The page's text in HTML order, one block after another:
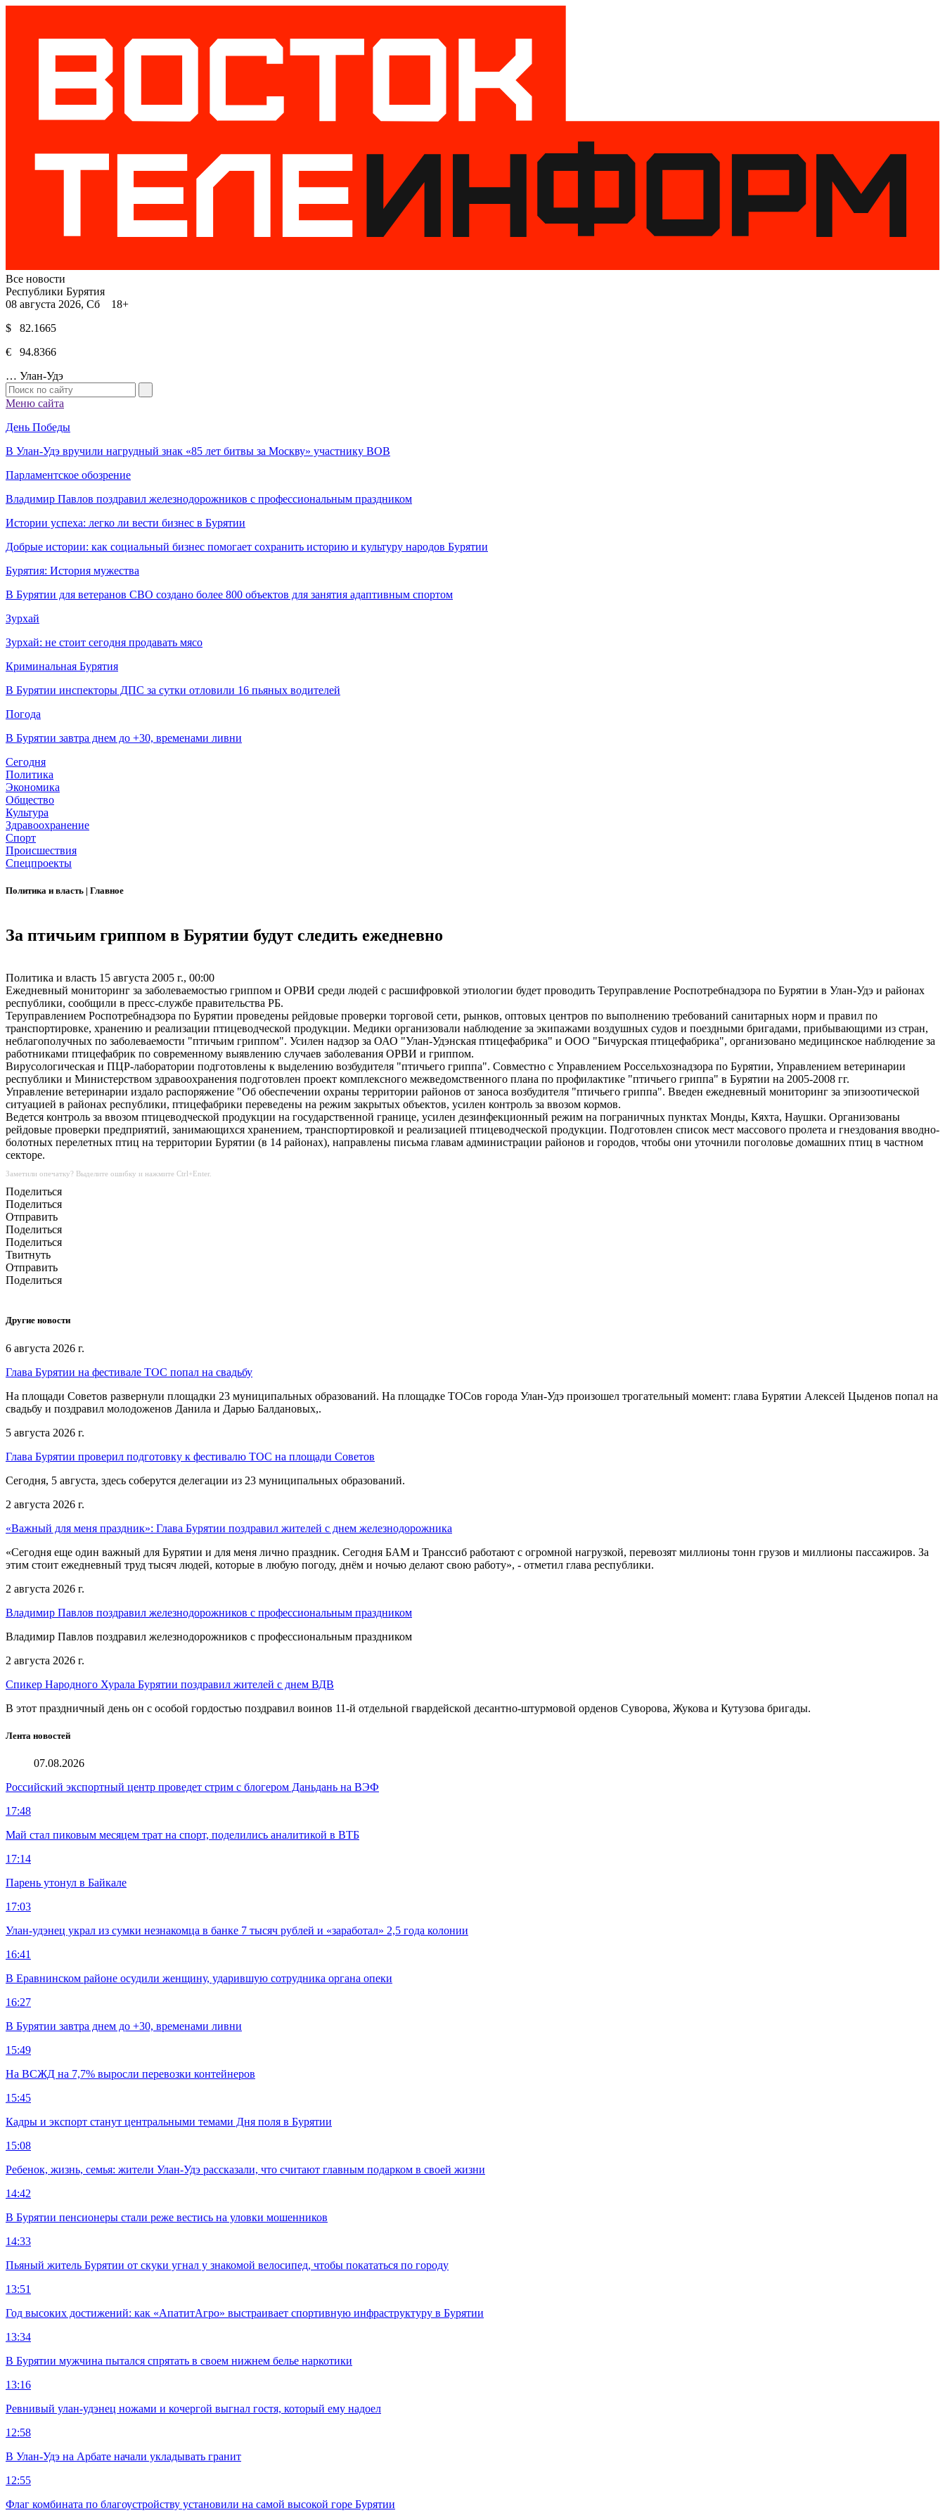
Все новости
Республики Бурятия
08 августа 2026, Сб 18+
$ 82.1665
€ 94.8366
… Улан-Удэ
Меню сайта
День Победы
В Улан-Удэ вручили нагрудный знак «85 лет битвы за Москву» участнику ВОВ
Парламентское обозрение
Владимир Павлов поздравил железнодорожников с профессиональным праздником
Истории успеха: легко ли вести бизнес в Бурятии
Добрые истории: как социальный бизнес помогает сохранить историю и культуру народов Бурятии
Бурятия: История мужества
В Бурятии для ветеранов СВО создано более 800 объектов для занятия адаптивным спортом
Зурхай
Зурхай: не стоит сегодня продавать мясо
Криминальная Бурятия
В Бурятии инспекторы ДПС за сутки отловили 16 пьяных водителей
Погода
В Бурятии завтра днем до +30, временами ливни
Сегодня
Политика
Экономика
Общество
Культура
Здравоохранение
Спорт
Происшествия
Спецпроекты
Политика и власть | Главное
За птичьим гриппом в Бурятии будут следить ежедневно
Политика и власть 15 августа 2005 г., 00:00
Ежедневный мониторинг за заболеваемостью гриппом и ОРВИ среди людей с расшифровкой этиологии будет проводить Теруправление Роспотребнадзора по Бурятии в Улан-Удэ и районах
республики, сообщили в пресс-службе правительства РБ.
Теруправлением Роспотребнадзора по Бурятии проведены рейдовые проверки торговой сети, рынков, оптовых центров по выполнению требований санитарных норм и правил по
транспортировке, хранению и реализации птицеводческой продукции. Медики организовали наблюдение за экипажами воздушных судов и поездными бригадами, прибывающими из стран,
неблагополучных по заболеваемости "птичьим гриппом". Усилен надзор за ОАО "Улан-Удэнская птицефабрика" и ООО "Бичурская птицефабрика", организовано медицинское наблюдение за
работниками птицефабрик по современному выявлению случаев заболевания ОРВИ и гриппом.
Вирусологическая и ПЦР-лаборатории подготовлены к выделению возбудителя "птичьего гриппа". Совместно с Управлением Россельхознадзора по Бурятии, Управлением ветеринарии
республики и Министерством здравоохранения подготовлен проект комплексного межведомственного плана по профилактике "птичьего гриппа" в Бурятии на 2005-2008 гг.
Управление ветеринарии издало распоряжение "Об обеспечении охраны территории районов от заноса возбудителя "птичьего гриппа". Введен ежедневный мониторинг за эпизоотической
ситуацией в районах республики, птицефабрики переведены на режим закрытых объектов, усилен контроль за ввозом кормов.
Ведется контроль за ввозом птицеводческой продукции на государственной границе, усилен дезинфекционный режим на пограничных пунктах Монды, Кяхта, Наушки. Организованы
рейдовые проверки предприятий, занимающихся хранением, транспортировкой и реализацией птицеводческой продукции. Подготовлен список мест массового пролета и гнездования вводно-
болотных перелетных птиц на территории Бурятии (в 14 районах), направлены письма главам администрации районов и городов, чтобы они уточнили поголовье домашних птиц в частном
секторе.
Заметили опечатку? Выделите ошибку и нажмите Ctrl+Enter.
Поделиться
Поделиться
Отправить
Поделиться
Поделиться
Твитнуть
Отправить
Поделиться
Другие новости
6 августа 2026 г.
Глава Бурятии на фестивале ТОС попал на свадьбу
На площади Советов развернули площадки 23 муниципальных образований. На площадке ТОСов города Улан-Удэ произошел трогательный момент: глава Бурятии Алексей Цыденов попал на
свадьбу и поздравил молодоженов Данила и Дарью Балдановых,.
5 августа 2026 г.
Глава Бурятии проверил подготовку к фестивалю ТОС на площади Советов
Сегодня, 5 августа, здесь соберутся делегации из 23 муниципальных образований.
2 августа 2026 г.
«Важный для меня праздник»: Глава Бурятии поздравил жителей с днем железнодорожника
«Сегодня еще один важный для Бурятии и для меня лично праздник. Сегодня БАМ и Транссиб работают с огромной нагрузкой, перевозят миллионы тонн грузов и миллионы пассажиров. За
этим стоит ежедневный труд тысяч людей, которые в любую погоду, днём и ночью делают свою работу», - отметил глава республики.
2 августа 2026 г.
Владимир Павлов поздравил железнодорожников с профессиональным праздником
Владимир Павлов поздравил железнодорожников с профессиональным праздником
2 августа 2026 г.
Спикер Народного Хурала Бурятии поздравил жителей с днем ВДВ
В этот праздничный день он с особой гордостью поздравил воинов 11-й отдельной гвардейской десантно-штурмовой орденов Суворова, Жукова и Кутузова бригады.
Лента новостей
07.08.2026
Российский экспортный центр проведет стрим с блогером Даньдань на ВЭФ
17:48
Май стал пиковым месяцем трат на спорт, поделились аналитикой в ВТБ
17:14
Парень утонул в Байкале
17:03
Улан-удэнец украл из сумки незнакомца в банке 7 тысяч рублей и «заработал» 2,5 года колонии
16:41
В Еравнинском районе осудили женщину, ударившую сотрудника органа опеки
16:27
В Бурятии завтра днем до +30, временами ливни
15:49
На ВСЖД на 7,7% выросли перевозки контейнеров
15:45
Кадры и экспорт станут центральными темами Дня поля в Бурятии
15:08
Ребенок, жизнь, семья: жители Улан-Удэ рассказали, что считают главным подарком в своей жизни
14:42
В Бурятии пенсионеры стали реже вестись на уловки мошенников
14:33
Пьяный житель Бурятии от скуки угнал у знакомой велосипед, чтобы покататься по городу
13:51
Год высоких достижений: как «АпатитАгро» выстраивает спортивную инфраструктуру в Бурятии
13:34
В Бурятии мужчина пытался спрятать в своем нижнем белье наркотики
13:16
Ревнивый улан-удэнец ножами и кочергой выгнал гостя, который ему надоел
12:58
В Улан-Удэ на Арбате начали укладывать гранит
12:55
Флаг комбината по благоустройству установили на самой высокой горе Бурятии